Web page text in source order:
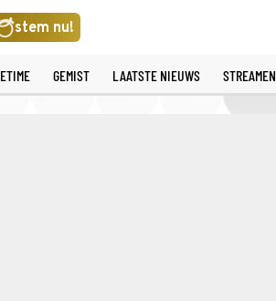
stem nu!
GEMIST LAATSTE NIEUWS STREAMEN